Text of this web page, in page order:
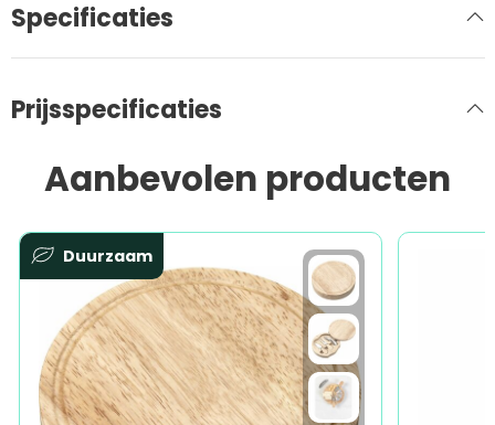
Specificaties
Prijsspecificaties
Aanbevolen producten
Duurzaam